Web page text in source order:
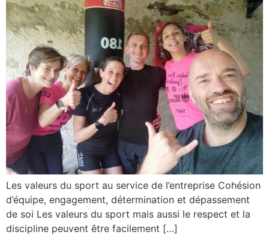
Les valeurs du sport au service de l’entreprise Cohésion
d’équipe, engagement, détermination et dépassement
de soi Les valeurs du sport mais aussi le respect et la
discipline peuvent être facilement […]